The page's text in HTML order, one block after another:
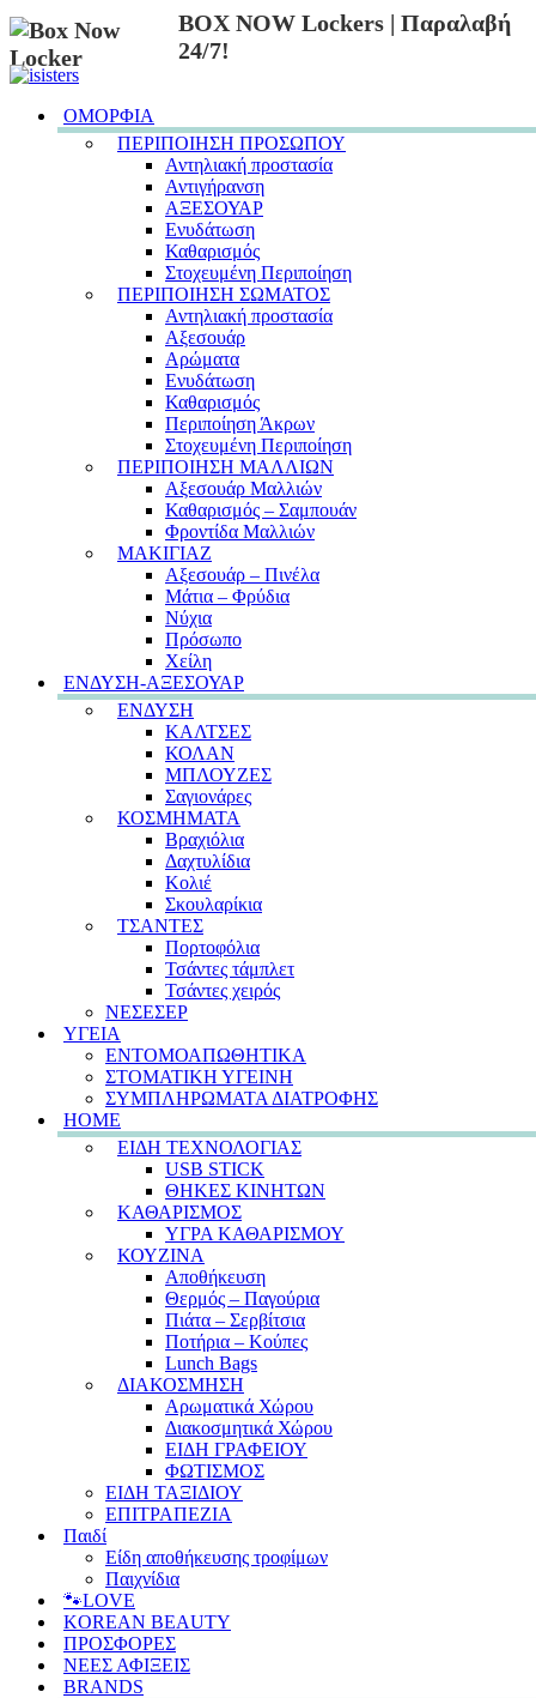
BOX NOW Lockers | Παραλαβή
24/7!
ΟΜΟΡΦΙΑ
ΠΕΡΙΠΟΙΗΣΗ ΠΡΟΣΩΠΟΥ
Αντηλιακή προστασία
Αντιγήρανση
ΑΞΕΣΟΥΑΡ
Ενυδάτωση
Καθαρισμός
Στοχευμένη Περιποίηση
ΠΕΡΙΠΟΙΗΣΗ ΣΩΜΑΤΟΣ
Αντηλιακή προστασία
Αξεσουάρ
Αρώματα
Ενυδάτωση
Καθαρισμός
Περιποίηση Άκρων
Στοχευμένη Περιποίηση
ΠΕΡΙΠΟΙΗΣΗ ΜΑΛΛΙΩΝ
Αξεσουάρ Μαλλιών
Καθαρισμός – Σαμπουάν
Φροντίδα Μαλλιών
ΜΑΚΙΓΙΑΖ
Αξεσουάρ – Πινέλα
Μάτια – Φρύδια
Νύχια
Πρόσωπο
Χείλη
ΕΝΔΥΣΗ-ΑΞΕΣΟΥΑΡ
ΕΝΔΥΣΗ
ΚΑΛΤΣΕΣ
ΚΟΛΑΝ
ΜΠΛΟΥΖΕΣ
Σαγιονάρες
ΚΟΣΜΗΜΑΤΑ
Βραχιόλια
Δαχτυλίδια
Κολιέ
Σκουλαρίκια
ΤΣΑΝΤΕΣ
Πορτοφόλια
Τσάντες τάμπλετ
Τσάντες χειρός
ΝΕΣΕΣΕΡ
ΥΓΕΙΑ
ΕΝΤΟΜΟΑΠΩΘΗΤΙΚΑ
ΣΤΟΜΑΤΙΚΗ ΥΓΕΙΝΗ
ΣΥΜΠΛΗΡΩΜΑΤΑ ΔΙΑΤΡΟΦΗΣ
HOME
ΕΙΔΗ ΤΕΧΝΟΛΟΓΙΑΣ
USB STICK
ΘΗΚΕΣ ΚΙΝΗΤΩΝ
ΚΑΘΑΡΙΣΜΟΣ
ΥΓΡΑ ΚΑΘΑΡΙΣΜΟΥ
ΚΟΥΖΙΝΑ
Αποθήκευση
Θερμός – Παγούρια
Πιάτα – Σερβίτσια
Ποτήρια – Κούπες
Lunch Bags
ΔΙΑΚΟΣΜΗΣΗ
Αρωματικά Χώρου
Διακοσμητικά Χώρου
ΕΙΔΗ ΓΡΑΦΕΙΟΥ
ΦΩΤΙΣΜΟΣ
ΕΙΔΗ ΤΑΞΙΔΙΟΥ
ΕΠΙΤΡΑΠΕΖΙΑ
Παιδί
Είδη αποθήκευσης τροφίμων
Παιχνίδια
🐾LOVE
KOREAN BEAUTY
ΠΡΟΣΦΟΡΕΣ
ΝΕΕΣ ΑΦΙΞΕΙΣ
BRANDS